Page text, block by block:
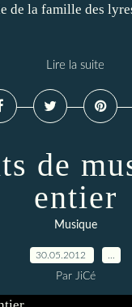
la famille des
Lire la suite
de
entier
Musique
30.05.2012
Par JiCé